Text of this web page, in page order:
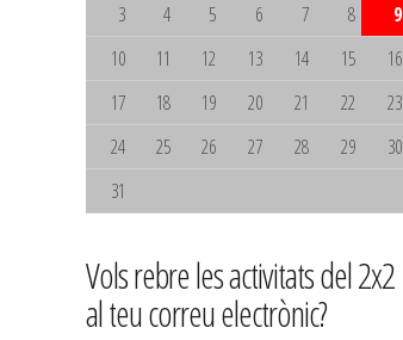
3
4 5 6 7 8
9
10
11 12 13 14 15
16
17
18 19 20 21 22
23
24
25 26 27 28 29
30
31
Vols rebre les activitats del 2x2
al teu correu electrònic?